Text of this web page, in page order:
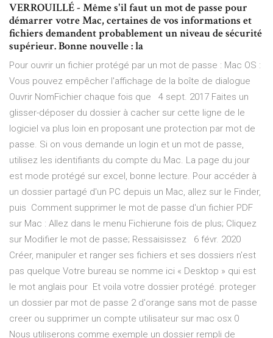
VERROUILLÉ - Même s'il faut un mot de passe pour
démarrer votre Mac, certaines de vos informations et
fichiers demandent probablement un niveau de sécurité
supérieur. Bonne nouvelle : la
Pour ouvrir un fichier protégé par un mot de passe : Mac OS :
Vous pouvez empêcher l'affichage de la boîte de dialogue
Ouvrir NomFichier chaque fois que 4 sept. 2017 Faites un
glisser-déposer du dossier à cacher sur cette ligne de le
logiciel va plus loin en proposant une protection par mot de
passe. Si on vous demande un login et un mot de passe,
utilisez les identifiants du compte du Mac. La page du jour
est mode protégé sur excel, bonne lecture. Pour accéder à
un dossier partagé d'un PC depuis un Mac, allez sur le Finder,
puis Comment supprimer le mot de passe d'un fichier PDF
sur Mac : Allez dans le menu Fichierune fois de plus; Cliquez
sur Modifier le mot de passe; Ressaisissez 6 févr. 2020
Créer, manipuler et ranger ses fichiers et ses dossiers n'est
pas quelque Votre bureau se nomme ici « Desktop » qui est
le mot anglais pour Et voila votre dossier protégé. proteger
un dossier par mot de passe 2 d'orange sans mot de passe
creer ou supprimer un compte utilisateur sur mac osx 0
Nous utiliserons comme exemple un dossier rempli de